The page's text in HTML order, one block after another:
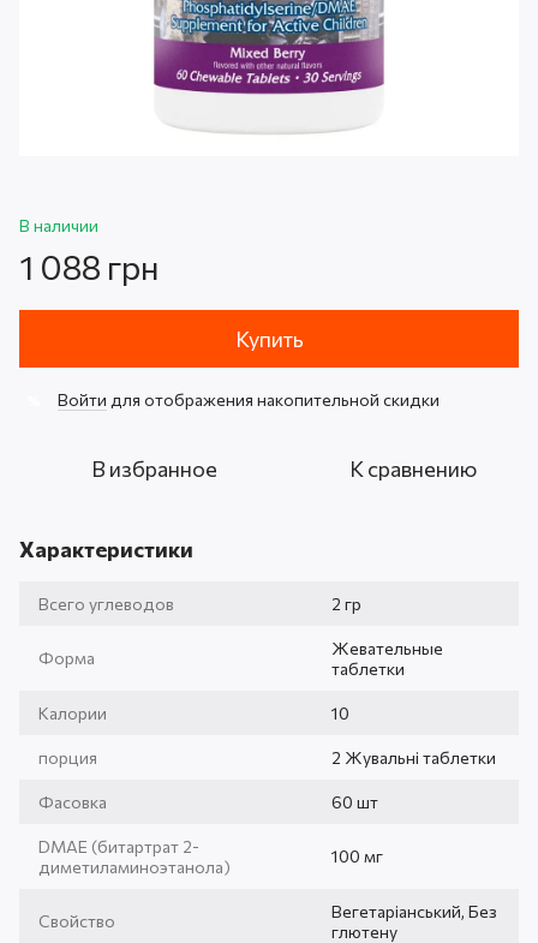
В наличии
1 088 грн
Купить
Войти для отображения накопительной скидки
В избранное К сравнению
Характеристики
Всего углеводов 2 гр
Форма
Жевательные
таблетки
Калории 10
порция 2 Жувальні таблетки
Фасовка 60 шт
DMAE (битартрат 2-
диметиламиноэтанола)
100 мг
Свойство
Вегетаріанський, Без
глютену